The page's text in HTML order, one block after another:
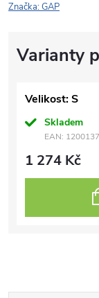
Značka:GAP
Velikost: S
Skladem
EAN:
1 274 Kč